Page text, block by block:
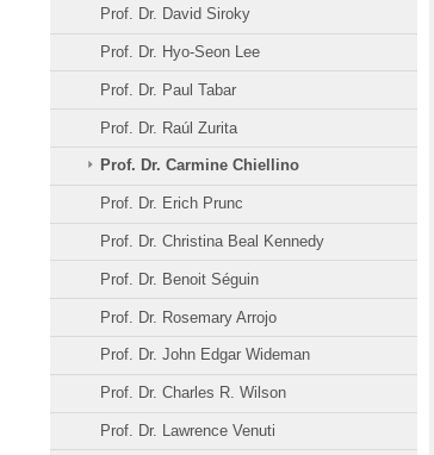
Prof. Dr. David Siroky
Prof. Dr. Hyo-Seon Lee
Prof. Dr. Paul Tabar
Prof. Dr. Raúl Zurita
Prof. Dr. Carmine Chiellino
Prof. Dr. Erich Prunc
Prof. Dr. Christina Beal Kennedy
Prof. Dr. Benoit Séguin
Prof. Dr. Rosemary Arrojo
Prof. Dr. John Edgar Wideman
Prof. Dr. Charles R. Wilson
Prof. Dr. Lawrence Venuti